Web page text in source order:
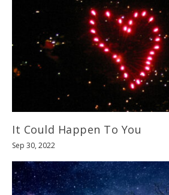
It Could Happen To You
Sep 30, 2022